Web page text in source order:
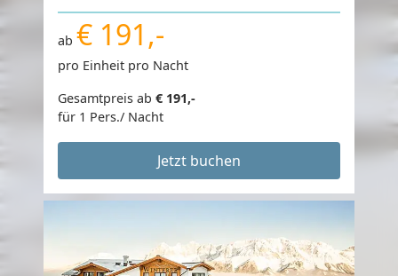
ab € 191,-
pro Einheit pro Nacht
Gesamtpreis ab € 191,-
für 1 Pers./ Nacht
Jetzt buchen